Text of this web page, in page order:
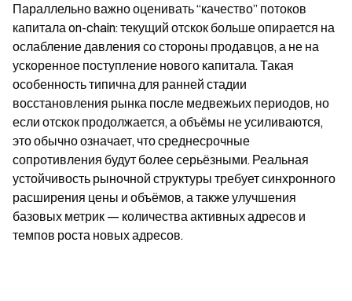
Параллельно важно оценивать “качество” потоков
капитала on-chain: текущий отскок больше опирается на
ослабление давления со стороны продавцов, а не на
ускоренное поступление нового капитала. Такая
особенность типична для ранней стадии
восстановления рынка после медвежьих периодов, но
если отскок продолжается, а объёмы не усиливаются,
это обычно означает, что среднесрочные
сопротивления будут более серьёзными. Реальная
устойчивость рыночной структуры требует синхронного
расширения цены и объёмов, а также улучшения
базовых метрик — количества активных адресов и
темпов роста новых адресов.